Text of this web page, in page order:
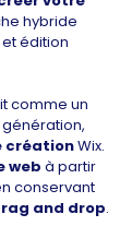
hybride
édition
comme un
création Wix.
web à partir
conservant
and drop.